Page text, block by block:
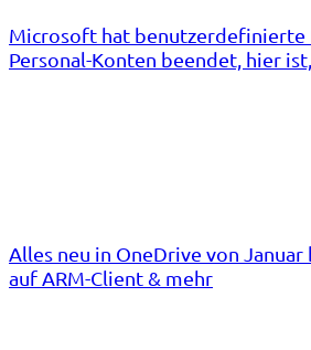
Microsoft hat benutzerdefinierte
Personal-Konten beendet, hier
Alles neu in OneDrive von
auf ARM-Client & mehr